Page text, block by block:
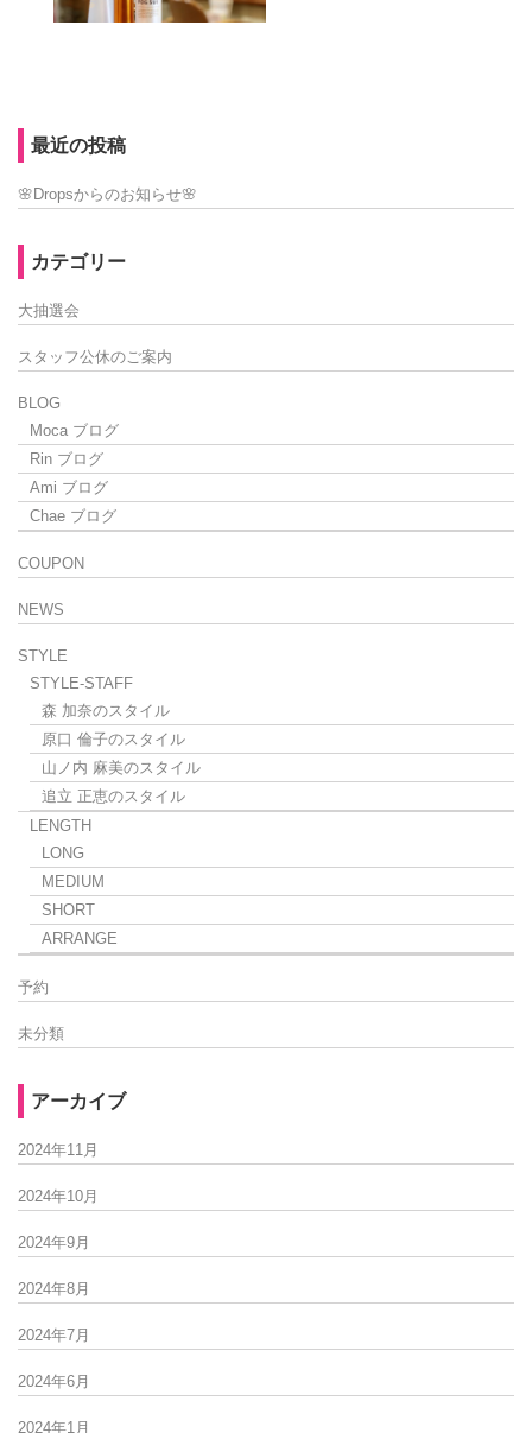
最近の投稿
🌸Dropsからのお知らせ🌸
カテゴリー
大抽選会
スタッフ公休のご案内
BLOG
Moca ブログ
Rin ブログ
Ami ブログ
Chae ブログ
COUPON
NEWS
STYLE
STYLE-STAFF
森 加奈のスタイル
原口 倫子のスタイル
山ノ内 麻美のスタイル
追立 正恵のスタイル
LENGTH
LONG
MEDIUM
SHORT
ARRANGE
予約
未分類
アーカイブ
2024年11月
2024年10月
2024年9月
2024年8月
2024年7月
2024年6月
2024年1月